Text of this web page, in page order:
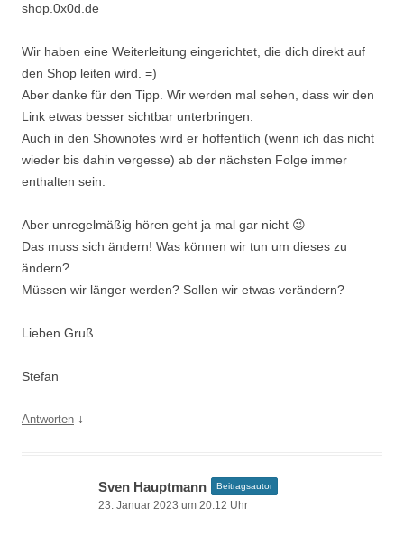
shop.0x0d.de
Wir haben eine Weiterleitung eingerichtet, die dich direkt auf
den Shop leiten wird. =)
Aber danke für den Tipp. Wir werden mal sehen, dass wir den
Link etwas besser sichtbar unterbringen.
Auch in den Shownotes wird er hoffentlich (wenn ich das nicht
wieder bis dahin vergesse) ab der nächsten Folge immer
enthalten sein.
Aber unregelmäßig hören geht ja mal gar nicht 😉
Das muss sich ändern! Was können wir tun um dieses zu
ändern?
Müssen wir länger werden? Sollen wir etwas verändern?
Lieben Gruß
Stefan
Antworten ↓
Sven Hauptmann Beitragsautor
23. Januar 2023 um 20:12 Uhr